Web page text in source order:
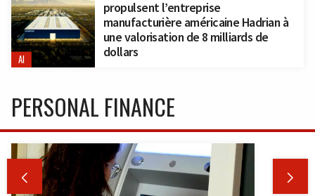
AI
propulsent l’entreprise
manufacturière américaine Hadrian à
une valorisation de 8 milliards de
dollars
PERSONAL FINANCE
 